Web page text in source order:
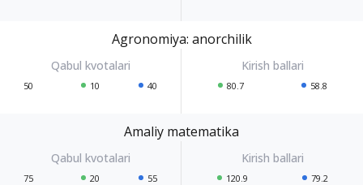
Agronomiya: anorchilik
50 10 40 80.7 58.8
Amaliy matematika
75 20 55 120.9 79.2